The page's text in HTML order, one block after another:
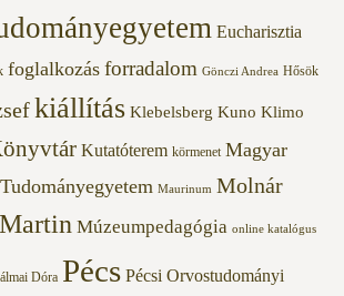
Eucharisztia
foglalkozás forradalom Gönczi Andrea Hősök
kiállítás Klebelsberg Kuno Klimo
Kutatóterem körmenet Magyar
Maurinum Molnár
Múzeumpedagógia online katalógus
Dóra Pécs Pécsi Orvostudományi